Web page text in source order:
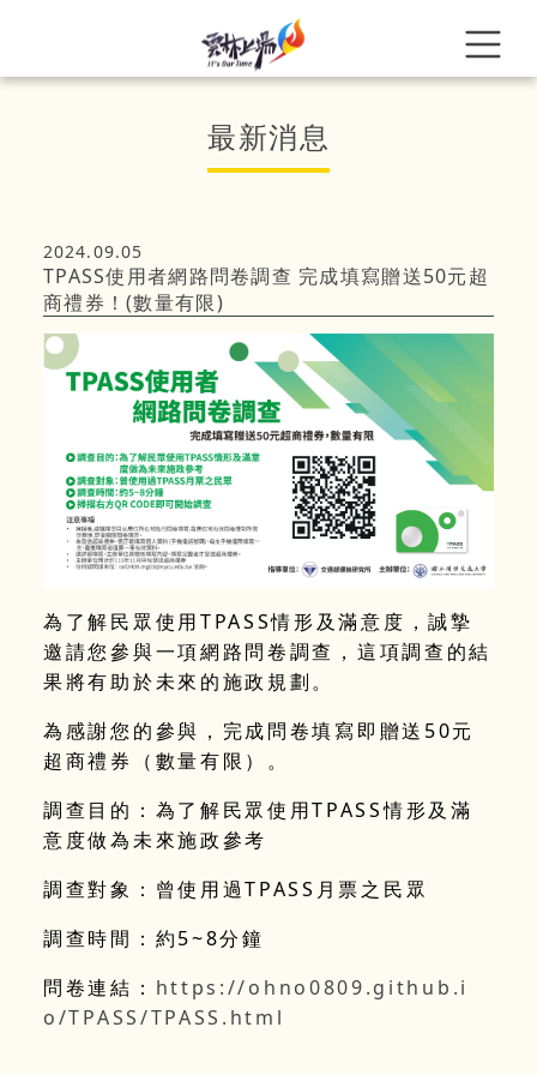
最新消息
2024.09.05
TPASS使用者網路問卷調查 完成填寫贈送50元超
商禮券！(數量有限)
為了解民眾使用TPASS情形及滿意度，誠摯
邀請您參與一項網路問卷調查，這項調查的結
果將有助於未來的施政規劃。
為感謝您的參與，完成問卷填寫即贈送50元
超商禮券（數量有限）。
調查目的：為了解民眾使用TPASS情形及滿
意度做為未來施政參考
調查對象：曾使用過TPASS月票之民眾
調查時間：約5~8分鐘
問卷連結： https://ohno0809.github.i
o/TPASS/TPASS.html